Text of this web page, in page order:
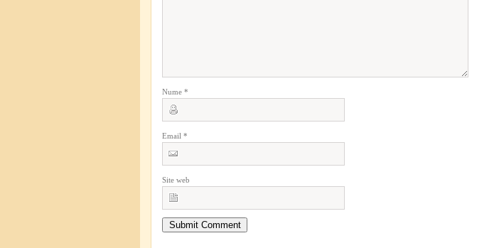
Nume *
Email *
Site web